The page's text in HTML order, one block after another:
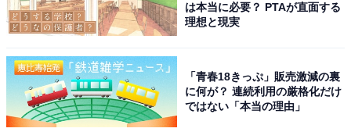
は本当に必要？ PTAが直面する
理想と現実
「青春18きっぷ」販売激減の裏
に何が？ 連続利用の厳格化だけ
ではない「本当の理由」